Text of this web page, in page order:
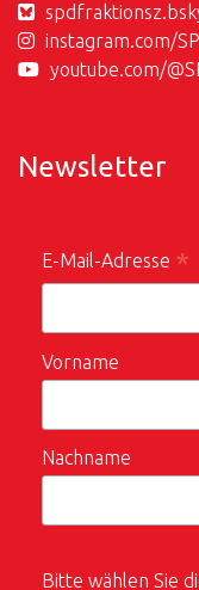
instagram.com/
youtube.com/
Newsletter
E-Mail-Adresse *
Vorname
Nachname
Bitte wählen Sie